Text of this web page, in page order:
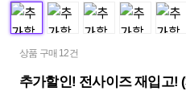
상품 구매 12건
추가할인! 전사이즈 재입고!